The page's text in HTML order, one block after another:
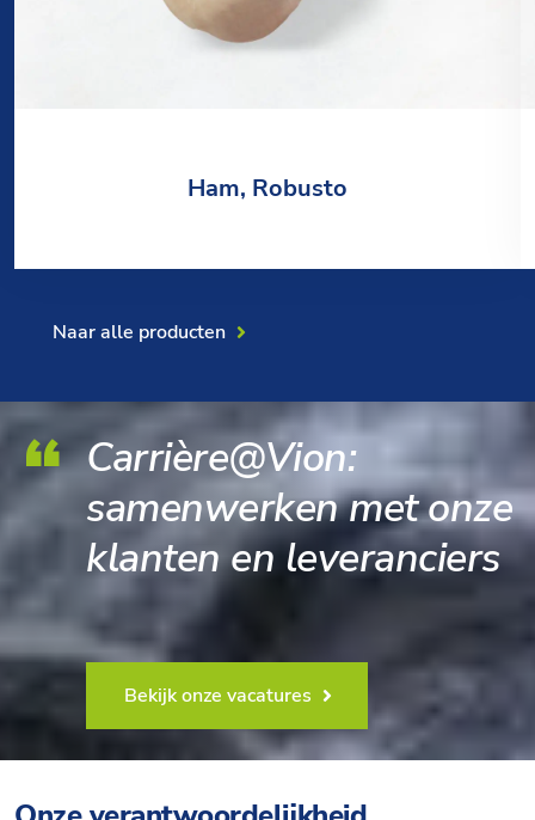
Ham, Robusto
Naar alle producten
Carrière@Vion:
samenwerken met onze
klanten en leveranciers
Bekijk onze vacatures